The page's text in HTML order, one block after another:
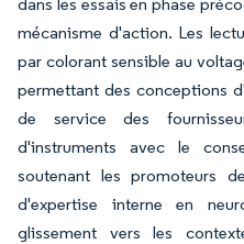
mécanisme d'action. Les
par colorant sensible au
permettant des conceptions
de service des
d'instruments avec le
soutenant les promoteurs
d'expertise interne en
glissement vers les